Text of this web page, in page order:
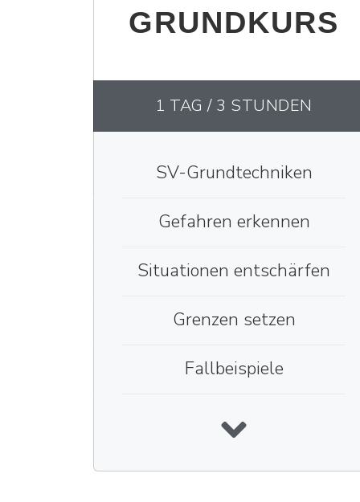
GRUNDKURS
1 TAG / 3 STUNDEN
SV-Grundtechniken
Gefahren erkennen
Situationen entschärfen
Grenzen setzen
Fallbeispiele